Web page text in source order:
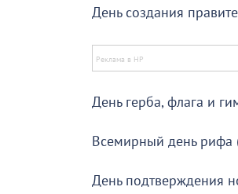
День создания
День герба, флага и
Всемирный день рифа
День подтверждения